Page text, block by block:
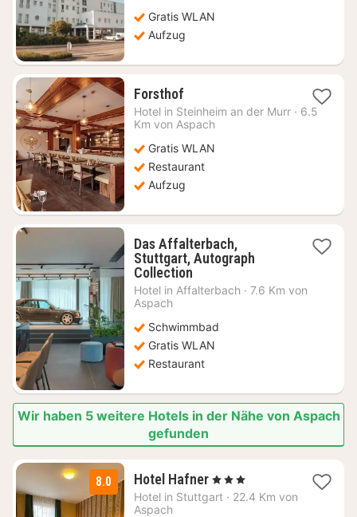
Gratis WLAN
Aufzug
Forsthof1
Nacht
ab
84,52
€
Hotel in Steinheim an der Murr · 6.5
Km von Aspach
Gratis WLAN
Restaurant
Aufzug
Das Affalterbach,
Stuttgart, Autograph
Collection1
Nacht
€
Hotel in Affalterbach · 7.6 Km von
Aspach
Schwimmbad
Gratis WLAN
Restaurant
Wir haben 5 weitere Hotels in der Nähe von Aspach
gefunden
8.0 Hotel Hafner1
Nacht
, 3 Sterne
Hotel in Stuttgart · 22.4 Km von
Aspach